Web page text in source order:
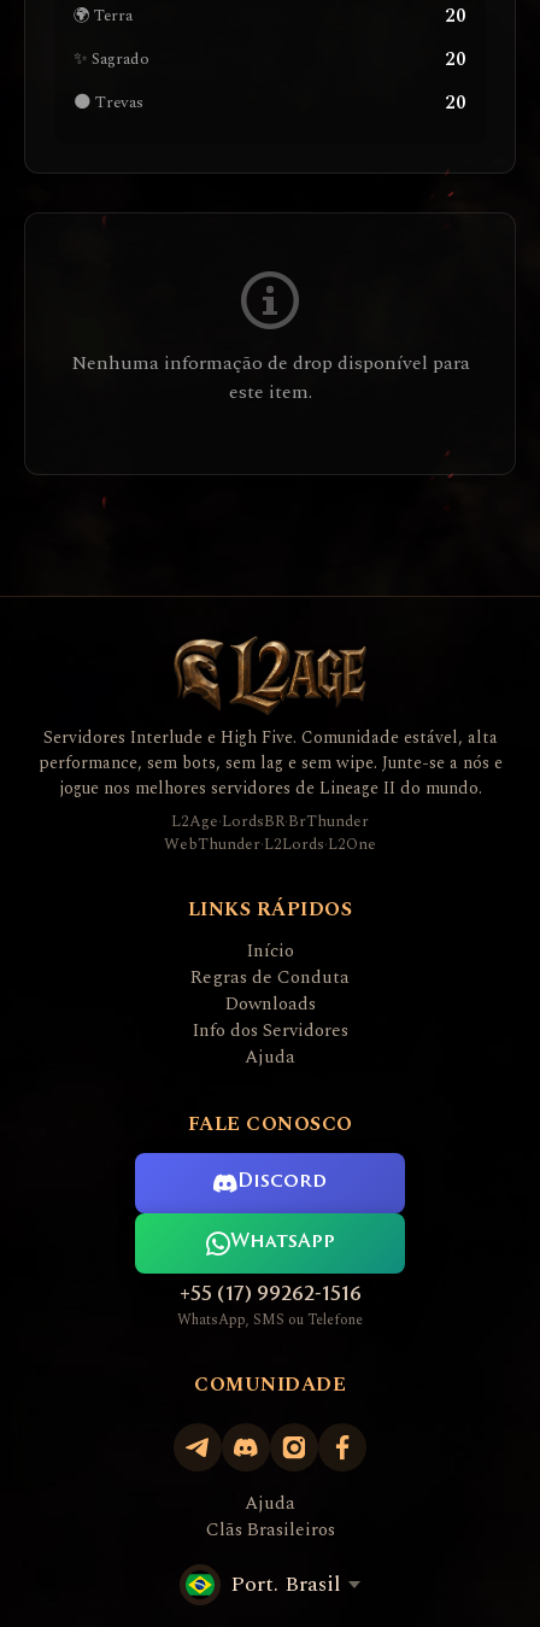
🌍 Terra 20
✨ Sagrado 20
🌑 Trevas 20
Nenhuma informação de drop disponível para
este item.
Servidores Interlude e High Five. Comunidade estável, alta
performance, sem bots, sem lag e sem wipe. Junte-se a nós e
jogue nos melhores servidores de Lineage II do mundo.
L2Age·LordsBR·BrThunder
WebThunder·L2Lords·L2One
LINKS RÁPIDOS
Início
Regras de Conduta
Downloads
Info dos Servidores
Ajuda
FALE CONOSCO
Discord
WhatsApp
+55 (17) 99262-1516
WhatsApp, SMS ou Telefone
COMUNIDADE
Ajuda
Clãs Brasileiros
Port. Brasil